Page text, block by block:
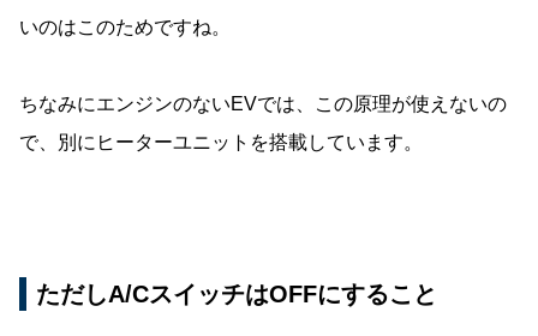
いのはこのためですね。
ちなみにエンジンのないEVでは、この原理が使えないの
で、別にヒーターユニットを搭載しています。
ただしA/CスイッチはOFFにすること